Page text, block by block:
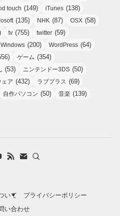
touch (149) iTunes (138)
(135) NHK (87) OSX (58)
tv (755) twitter (59)
Windows (200) WordPress (64)
ゲーム (354)
(53) ニンテンドー3DS (50)
ア (432) ラブプラス (69)
自作パソコン (50) 音楽 (139)
いて
プライバシーポリシー
い合わせ